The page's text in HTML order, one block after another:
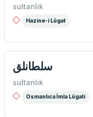
sultanlık
Hazine-i Lûgat
سلطانلق
sultanlık
Osmanlıca İmla Lügati